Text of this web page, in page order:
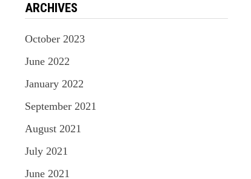
ARCHIVES
October 2023
June 2022
January 2022
September 2021
August 2021
July 2021
June 2021